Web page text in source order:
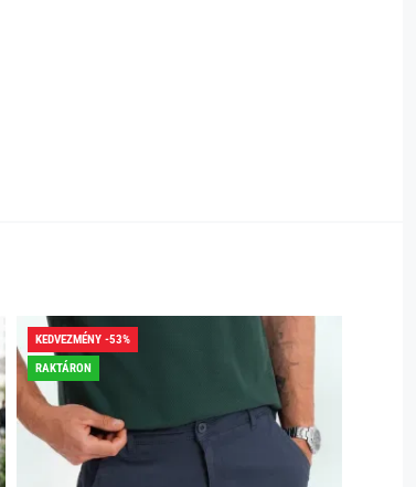
KEDVEZMÉNY -53%
RAKTÁRON